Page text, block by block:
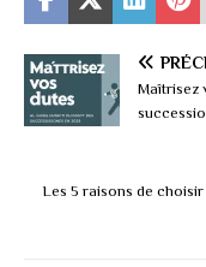
Maîtrisez
Les 5 raisons de